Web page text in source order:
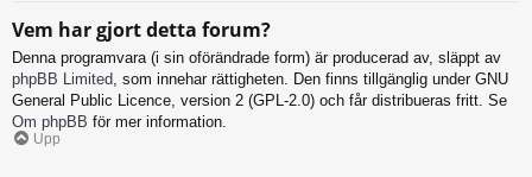
Vem har gjort detta forum?
Denna programvara (i sin oförändrade form) är producerad av, släppt av
phpBB Limited, som innehar rättigheten. Den finns tillgänglig under GNU
General Public Licence, version 2 (GPL-2.0) och får distribueras fritt. Se
Om phpBB för mer information.
Upp